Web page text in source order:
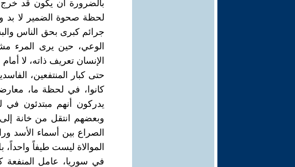
بالضرورة أن يكون قد خرج
لحظة صحوة الضمير لا بد
جرائم كبرى بحق الناس
الوعي، حين يرى المرء
الإنسان تعريف ذاته، لا
حتى كبار المنتفعين،
كانوا، في لحظة ما،
يدركون أنهم مبتدئون
وبعضهم انتقل من خانة
الصراع بين أسماء الأسد
الموالاة ليست طيفاً
في سوريا، عامل المنفعة